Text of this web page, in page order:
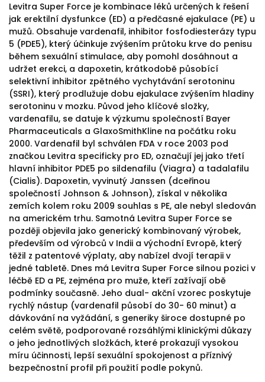
Levitra Super Force je kombinace léků určených k řešení
jak erektilní dysfunkce (ED) a předčasné ejakulace (PE) u
mužů. Obsahuje vardenafil, inhibitor fosfodiesterázy typu
5 (PDE5), který účinkuje zvýšením průtoku krve do penisu
během sexuální stimulace, aby pomohl dosáhnout a
udržet erekci, a dapoxetin, krátkodobě působící
selektivní inhibitor zpětného vychytávání serotoninu
(SSRI), který prodlužuje dobu ejakulace zvýšením hladiny
serotoninu v mozku. Původ jeho klíčové složky,
vardenafilu, se datuje k výzkumu společností Bayer
Pharmaceuticals a GlaxoSmithKline na počátku roku
2000. Vardenafil byl schválen FDA v roce 2003 pod
značkou Levitra specificky pro ED, označují jej jako třetí
hlavní inhibitor PDE5 po sildenafilu (Viagra) a tadalafilu
(Cialis). Dapoxetin, vyvinutý Janssen (dceřinou
společností Johnson & Johnson), získal v několika
zemích kolem roku 2009 souhlas s PE, ale nebyl sledován
na americkém trhu. Samotná Levitra Super Force se
později objevila jako generický kombinovaný výrobek,
především od výrobců v Indii a východní Evropě, který
těžil z patentové výplaty, aby nabízel dvojí terapii v
jedné tabletě. Dnes má Levitra Super Force silnou pozici v
léčbě ED a PE, zejména pro muže, kteří zažívají obě
podmínky současně. Jeho dual- akční vzorec poskytuje
rychlý nástup (vardenafil působí do 30- 60 minut) a
dávkování na vyžádání, s generiky široce dostupné po
celém světě, podporované rozsáhlými klinickými důkazy
o jeho jednotlivých složkách, které prokazují vysokou
míru účinnosti, lepší sexuální spokojenost a příznivý
bezpečnostní profil při použití podle pokynů.